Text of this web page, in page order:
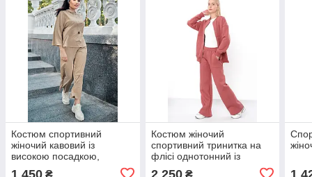
Костюм спортивний
жіночий кавовий із
високою посадкою,
1 450 ₴
Костюм жіночий
спортивний тринитка на
флісі однотонний із
2 250₴ 1